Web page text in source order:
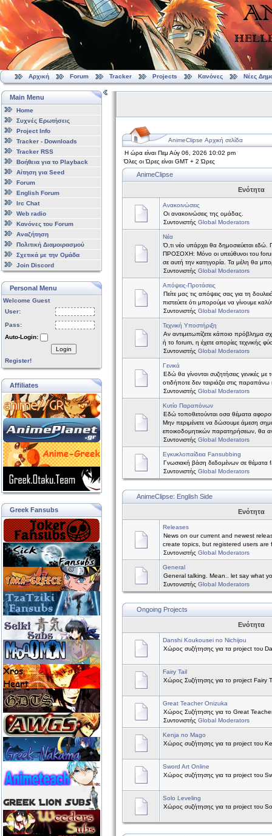
Αρχική Forum Tracker Projects Κανόνες Νέες
Main Menu
Home
Συχνές Ερωτήσεις
Project Info
Tracker - Downloads
Tracker RSS
Βοήθεια για το Playback
Αίτηση για Seed
Forum
English Forum
Irc Chat
Web radio
Κανόνες του Forum
Αναζήτηση
Πολιτική Διαμοιρασμού
Σχετικά με την Ομάδα
Join Discord
Personal Menu
Welcome Guest
User:
Pass:
Auto-Login:
Login
Register!
Affiliates
Greek Fansubs
AnimeClipse Αρχική σελίδα
Η ώρα είναι Πεμ Αύγ 06, 2026 10:02 pm
Όλες οι Ώρες είναι GMT + 2 Ώρες
AnimeClipse
Ενότητα
Ανακοινώσεις
Οι ανακοινώσεις της ομάδας.
Συντονιστής Global Moderators
Νέα
Ό,τι νέο υπάρχει θα δημοσιεύεται
ΠΡΟΣΟΧΗ: Μόνο οι υπεύθυνοι του
σε αυτή την κατηγορία. Τα μέλη θα
Συντονιστής Global Moderators
Απόψεις-Προτάσεις
Πείτε μας τις απόψεις σας για τη
πιστεύετε ότι μπορούμε να γίνουμε
Συντονιστής Global Moderators
Τεχνική Υποστήριξη
Αν αντιμετωπίζετε κάποιο πρόβλημα
ή το forum, η έχετε απορίες τεχνικής
Συντονιστής Global Moderators
Γενικά
Εδώ θα γίνονται συζητήσεις γενικές
οτιδήποτε δεν ταιριάζει στις παραπάνω
Συντονιστής Global Moderators
Κυτίο Παραπόνων
Εδώ τοποθετούνται οσα θέματα
Μην περιμένετε να δώσουμε άμεση
εποικοδομητικών παρατηρήσεων, θα
Συντονιστής Global Moderators
Εγκυκλοπαίδεια Fansubbing
Γνωσιακή βάση δεδομένων σε θέματα
Συντονιστής Global Moderators
AnimeClipse: English Side
Ενότητα
Releases
News on our current and newest
create topics, but registered users are
Συντονιστής Global Moderators
General
General talking. Mean.. let say what
Συντονιστής Global Moderators
Ongoing Projects
Ενότητα
Danshi Koukousei no Nichijou
Χώρος συζήτησης για τα project του
Fairy Tail
Χώρος Συζήτησης για το project Fairy
Great Teacher Onizuka
Χώρος Συζήτησης για το Great
Συντονιστής Global Moderators
Kenja no Mago
Χώρος συζήτησης για τα project του
Sword Art Online
Χώρος συζήτησης για τα project του
Solo Leveling
Χώρος συζήτησης για τα project του